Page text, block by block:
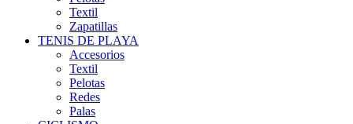
Textil
Zapatillas
TENIS DE PLAYA
Accesorios
Textil
Pelotas
Redes
Palas